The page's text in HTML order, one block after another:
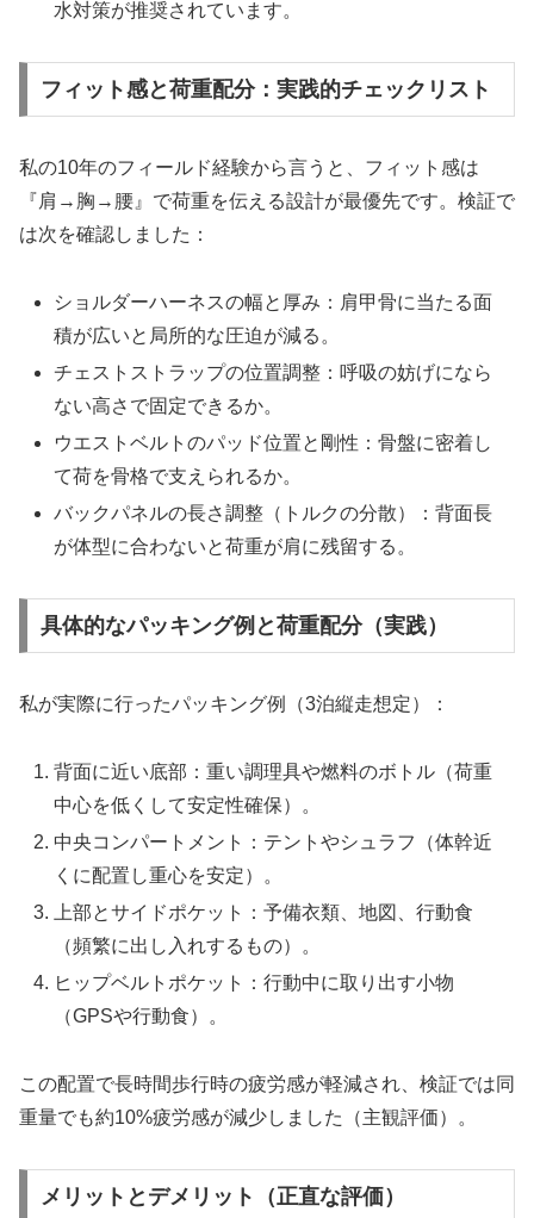
水対策が推奨されています。
フィット感と荷重配分：実践的チェックリスト
私の10年のフィールド経験から言うと、フィット感は
『肩→胸→腰』で荷重を伝える設計が最優先です。検証で
は次を確認しました：
ショルダーハーネスの幅と厚み：肩甲骨に当たる面
積が広いと局所的な圧迫が減る。
チェストストラップの位置調整：呼吸の妨げになら
ない高さで固定できるか。
ウエストベルトのパッド位置と剛性：骨盤に密着し
て荷を骨格で支えられるか。
バックパネルの長さ調整（トルクの分散）：背面長
が体型に合わないと荷重が肩に残留する。
具体的なパッキング例と荷重配分（実践）
私が実際に行ったパッキング例（3泊縦走想定）：
背面に近い底部：重い調理具や燃料のボトル（荷重
中心を低くして安定性確保）。
中央コンパートメント：テントやシュラフ（体幹近
くに配置し重心を安定）。
上部とサイドポケット：予備衣類、地図、行動食
（頻繁に出し入れするもの）。
ヒップベルトポケット：行動中に取り出す小物
（GPSや行動食）。
この配置で長時間歩行時の疲労感が軽減され、検証では同
重量でも約10%疲労感が減少しました（主観評価）。
メリットとデメリット（正直な評価）